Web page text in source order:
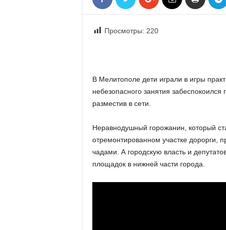
Просмотры: 220
В Мелитополе дети играли в игры
небезопасного занятия
разместив в сети.
Неравнодушный горожанин, который
отремонтированном участке дорорги,
чадами. А городскую власть и
площадок в нижней части города.